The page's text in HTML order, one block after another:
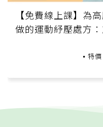
【免費線上課】為
做的運動紓壓處方
特價